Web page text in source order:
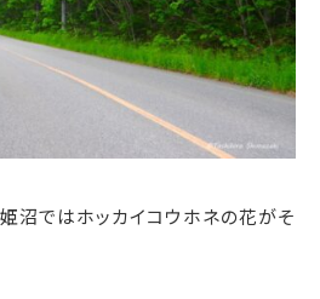
沼ではホッカイコウホネの花がそ